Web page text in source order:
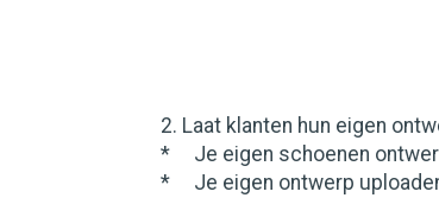
2. Laat klanten hun eigen
* Je eigen schoenen
* Je eigen ontwerp